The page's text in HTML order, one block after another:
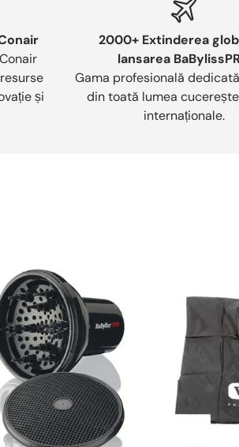
și
2000+ Extinderea
lansarea
Gama profesională
din toată lumea
internaționale.